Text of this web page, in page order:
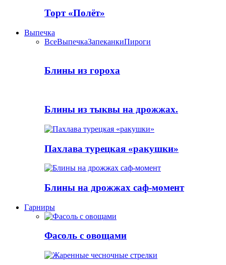
Торт «Полёт»
Выпечка
ВсеВыпечкаЗапеканкиПироги
Блины из гороха
Блины из тыквы на дрожжах.
Пахлава турецкая «ракушки»
Блины на дрожжах саф-момент
Гарниры
Фасоль с овощами